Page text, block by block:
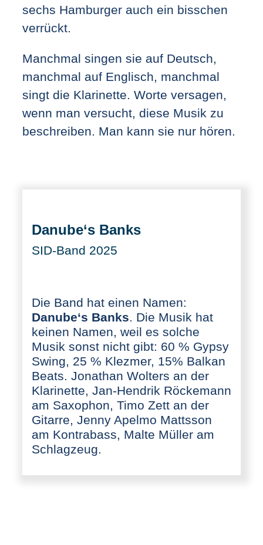
sechs Hamburger auch ein bisschen
verrückt.
Manchmal singen sie auf Deutsch,
manchmal auf Englisch, manchmal
singt die Klarinette. Worte versagen,
wenn man versucht, diese Musik zu
beschreiben. Man kann sie nur hören.
Danube‘s Banks
SID-Band 2025
Die Band hat einen Namen:
Danube‘s Banks. Die Musik hat
keinen Namen, weil es solche
Musik sonst nicht gibt: 60 % Gypsy
Swing, 25 % Klezmer, 15% Balkan
Beats. Jonathan Wolters an der
Klarinette, Jan-Hendrik Röckemann
am Saxophon, Timo Zett an der
Gitarre, Jenny Apelmo Mattsson
am Kontrabass, Malte Müller am
Schlagzeug.